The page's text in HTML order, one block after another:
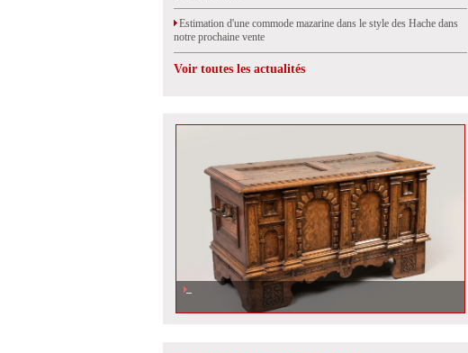
Estimation d'une commode mazarine dans le style des Hache dans
notre prochaine vente
Voir toutes les actualités
Expertise et estimation d'un coffre rhénan dans notre prochaine vente